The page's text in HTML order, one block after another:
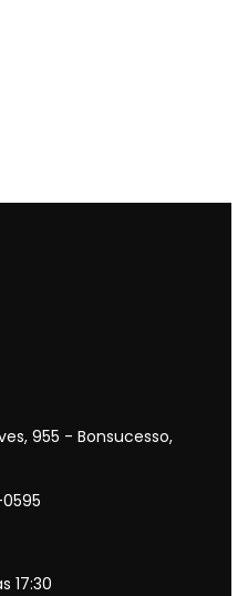
955 - Bonsucesso,
0595
17:30